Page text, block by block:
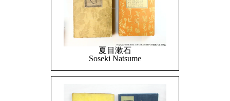
夏目漱石
Soseki Natsume